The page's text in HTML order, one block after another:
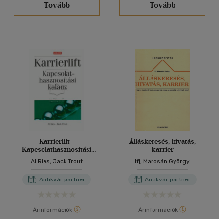
Tovább
Tovább
Karrierlift -
Kapcsolathasznosítási
Al Ries, Jack Trout
Antikvár partner
Árinformációk
Álláskeresés, hivatás,
karrier
Ifj, Marosán György
Antikvár partner
Árinformációk